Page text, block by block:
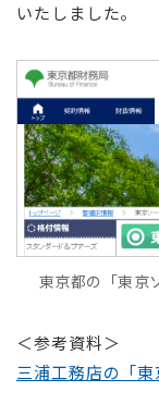
いたしました。
東京都の「東京
＜参考資料＞
三浦工務店の「